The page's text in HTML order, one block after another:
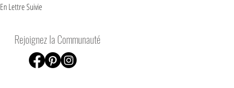
En Lettre Suivie
Rejoignez la Communauté